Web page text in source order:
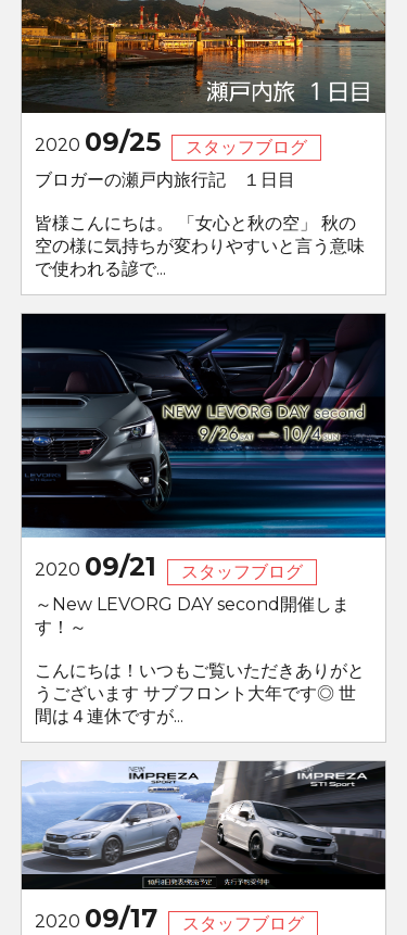
2020 09/25
スタッフブログ
ブロガーの瀬戸内旅行記 １日目
皆様こんにちは。 「女心と秋の空」 秋の
空の様に気持ちが変わりやすいと言う意味
で使われる諺で...
2020 09/21
スタッフブログ
～New LEVORG DAY second開催しま
す！～
こんにちは！いつもご覧いただきありがと
うございます サブフロント大年です◎ 世
間は４連休ですが...
2020 09/17
スタッフブログ